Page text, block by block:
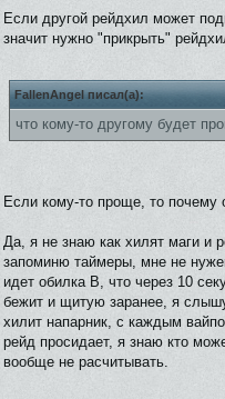
Если другой рейдхил может
значит нужно "прикрыть"
FallenAngel писал(а):
что кому-то другому будет
Если кому-то проще, то почему
Да, я не знаю как хилят маги
запоминю таймеры, мне не
идет обилка В, что через 10
бежит и щитую заранее, я
хилит напарник, с каждым
рейд просидает, я знаю кто
вообще не расчитывать.